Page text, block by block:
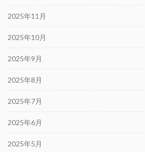
2025年11月
2025年10月
2025年9月
2025年8月
2025年7月
2025年6月
2025年5月